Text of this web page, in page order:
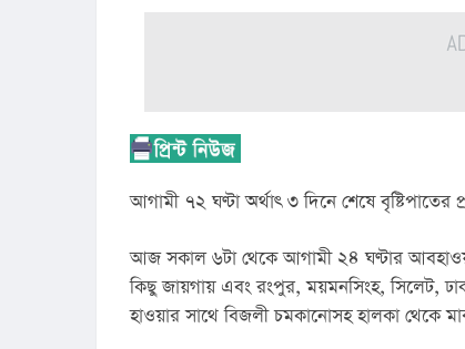
আগামী ৭২ ঘণ্টা অর্থাৎ ৩ দিনে শেষে
আজ সকাল ৬টা থেকে আগামী ২৪ ঘণ্টার
কিছু জায়গায় এবং রংপুর, ময়মনসিংহ, সিলেট,
হাওয়ার সাথে বিজলী চমকানোসহ হালকা থেকে